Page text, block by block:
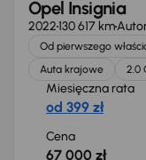
Opel Insignia
2022130 617 km
Od pierwszego
Auta krajowe
2.0
Miesięczna rata
od 399 zł
Cena
67 000 zł